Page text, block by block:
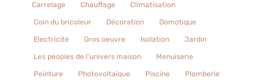
Carrelage Chauffage Climatisation
Coin du bricoleur Décoration Domotique
Electricité Gros oeuvre Isolation Jardin
Les peoples de l’univers maison Menuiserie
Peinture Photovoltaïque Piscine Plomberie